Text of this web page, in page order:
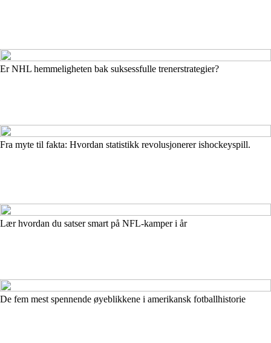
Er NHL hemmeligheten bak suksessfulle trenerstrategier?
Fra myte til fakta: Hvordan statistikk revolusjonerer ishockeyspill.
Lær hvordan du satser smart på NFL-kamper i år
De fem mest spennende øyeblikkene i amerikansk fotballhistorie